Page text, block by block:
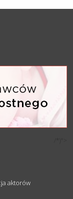
aktorów